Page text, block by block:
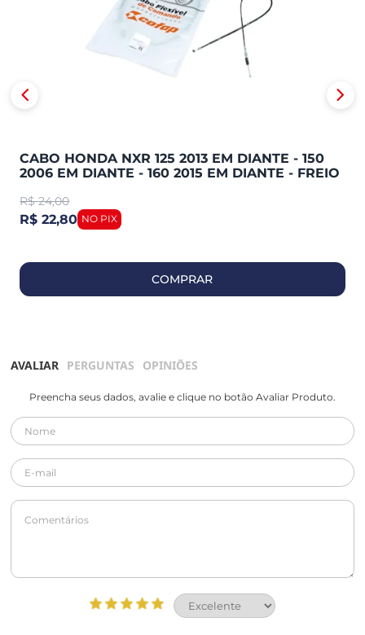
CABO HONDA NXR 125 2013 EM DIANTE - 150
2006 EM DIANTE - 160 2015 EM DIANTE - FREIO
R$ 24,00
R$ 22,80
COMPRAR
AVALIAR PERGUNTAS OPINIÕES
Preencha seus dados, avalie e clique no botão Avaliar Produto.